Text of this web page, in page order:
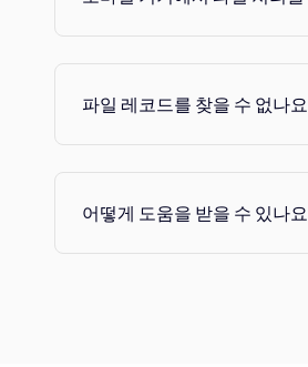
파일 레코드를 찾을 수 없나
어떻게 도움을 받을 수 있나